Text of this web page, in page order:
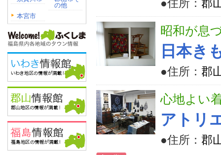
の他
本宮市
●住所： 郡
昭和が息
日本き
●住所： 郡
心地よい
アトリ
●住所： 郡